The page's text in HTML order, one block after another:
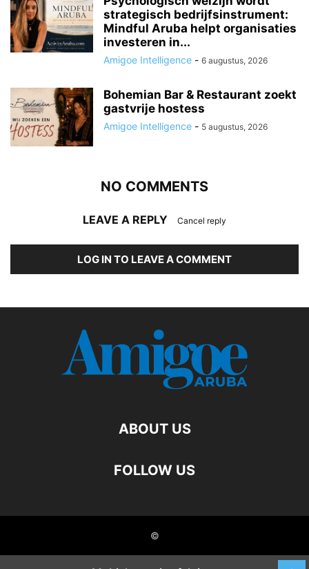
strategisch bedrijfsinstrument:
Mindful Aruba helpt organisaties
investeren in...
Amigoe Intelligence - 6 augustus, 2026
Bohemian Bar & Restaurant zoekt
gastvrije hostess
Amigoe Intelligence - 5 augustus, 2026
NO COMMENTS
LEAVE A REPLY Cancel reply
LOG IN TO LEAVE A COMMENT
ABOUT US
FOLLOW US
©